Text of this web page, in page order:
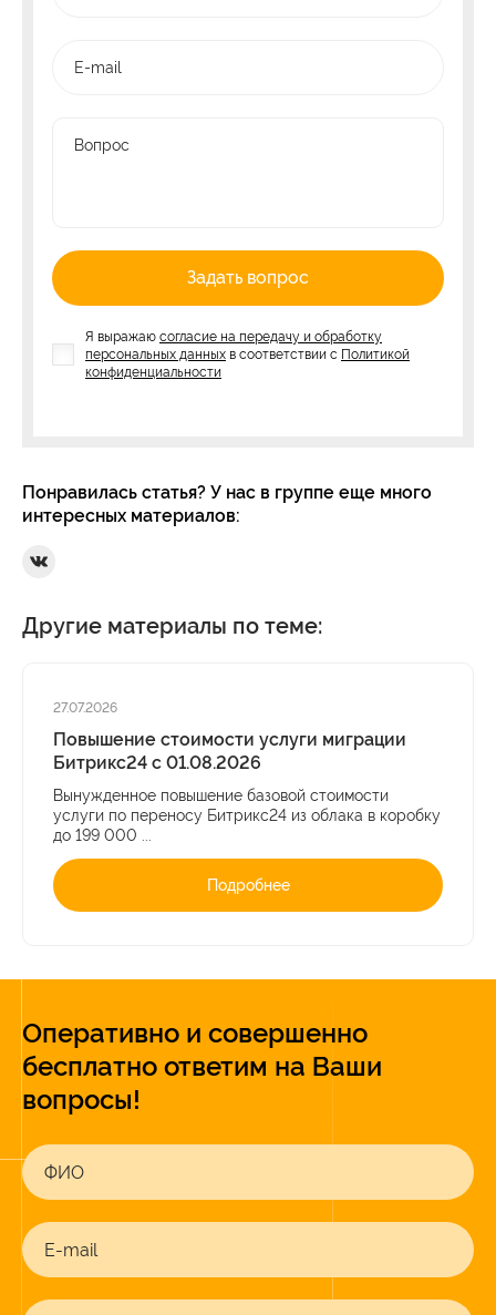
E-mail
Вопрос
Задать вопрос
Я выражаю согласие на передачу и обработку
персональных данных в соответствии с Политикой
конфиденциальности
Понравилась статья? У нас в группе еще много
интересных материалов:
Ссылка на Вконтакте
Другие материалы по теме:
27.07.2026
Повышение стоимости услуги миграции
Битрикс24 с 01.08.2026
Вынужденное повышение базовой стоимости
услуги по переносу Битрикс24 из облака в коробку
до 199 000 ...
Подробнее
Оперативно и совершенно
бесплатно ответим на Ваши
вопросы!
ФИО
E-mail